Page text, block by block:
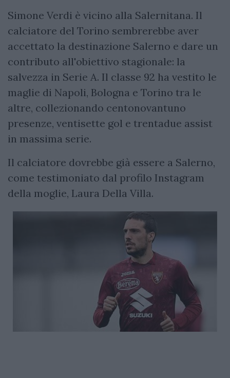
Simone Verdi è vicino alla Salernitana. Il
calciatore del Torino sembrerebbe aver
accettato la destinazione Salerno e dare un
contributo all'obiettivo stagionale: la
salvezza in Serie A. Il classe 92 ha vestito le
maglie di Napoli, Bologna e Torino tra le
altre, collezionando centonovantuno
presenze, ventisette gol e trentadue assist
in massima serie.
Il calciatore dovrebbe già essere a Salerno,
come testimoniato dal profilo Instagram
della moglie, Laura Della Villa.